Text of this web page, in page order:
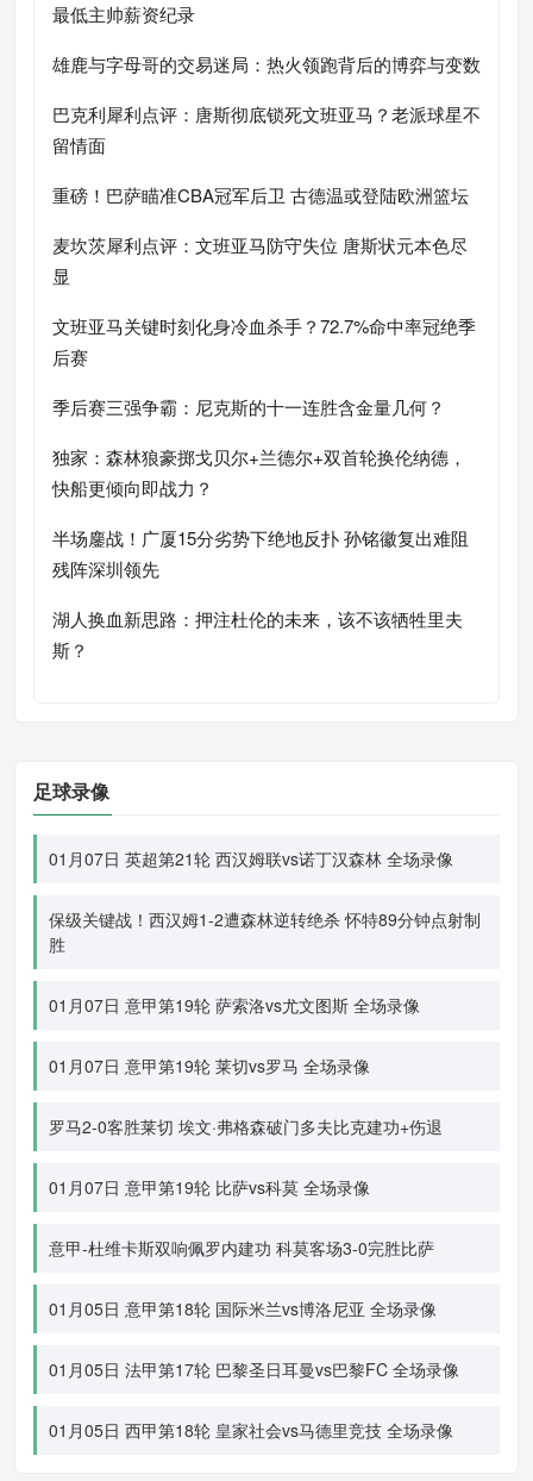
最低主帅薪资纪录
雄鹿与字母哥的交易迷局：热火领跑背后的博弈与变数
巴克利犀利点评：唐斯彻底锁死文班亚马？老派球星不
留情面
重磅！巴萨瞄准CBA冠军后卫 古德温或登陆欧洲篮坛
麦坎茨犀利点评：文班亚马防守失位 唐斯状元本色尽
显
文班亚马关键时刻化身冷血杀手？72.7%命中率冠绝季
后赛
季后赛三强争霸：尼克斯的十一连胜含金量几何？
独家：森林狼豪掷戈贝尔+兰德尔+双首轮换伦纳德，
快船更倾向即战力？
半场鏖战！广厦15分劣势下绝地反扑 孙铭徽复出难阻
残阵深圳领先
湖人换血新思路：押注杜伦的未来，该不该牺牲里夫
斯？
足球录像
01月07日 英超第21轮 西汉姆联vs诺丁汉森林 全场录像
保级关键战！西汉姆1-2遭森林逆转绝杀 怀特89分钟点射制
胜
01月07日 意甲第19轮 萨索洛vs尤文图斯 全场录像
01月07日 意甲第19轮 莱切vs罗马 全场录像
罗马2-0客胜莱切 埃文·弗格森破门多夫比克建功+伤退
01月07日 意甲第19轮 比萨vs科莫 全场录像
意甲-杜维卡斯双响佩罗内建功 科莫客场3-0完胜比萨
01月05日 意甲第18轮 国际米兰vs博洛尼亚 全场录像
01月05日 法甲第17轮 巴黎圣日耳曼vs巴黎FC 全场录像
01月05日 西甲第18轮 皇家社会vs马德里竞技 全场录像